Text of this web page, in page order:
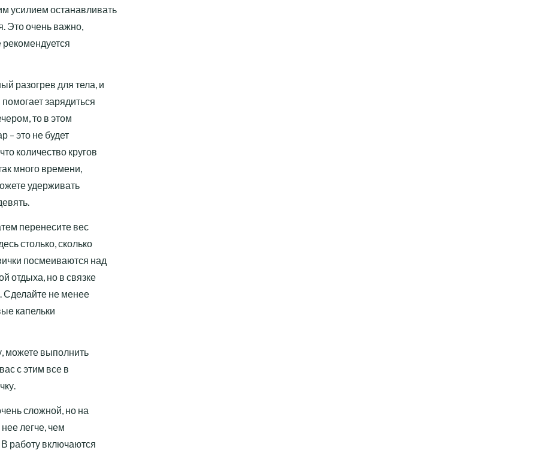
усилием останавливать
Это очень важно,
рекомендуется
разогрев для тела, и
зарядиться
то в этом
– это не будет
количество кругов
много времени,
удерживать
перенесите вес
столько, сколько
посмеиваются над
отдыха, но в связке
Сделайте не менее
капельки
можете выполнить
с этим все в
сложной, но на
легче, чем
В работу включаются